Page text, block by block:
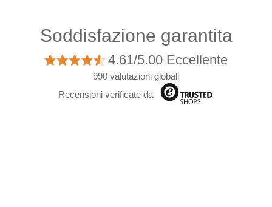
Soddisfazione garantita
4.61/5.00 Eccellente
990 valutazioni globali
Recensioni verificate da